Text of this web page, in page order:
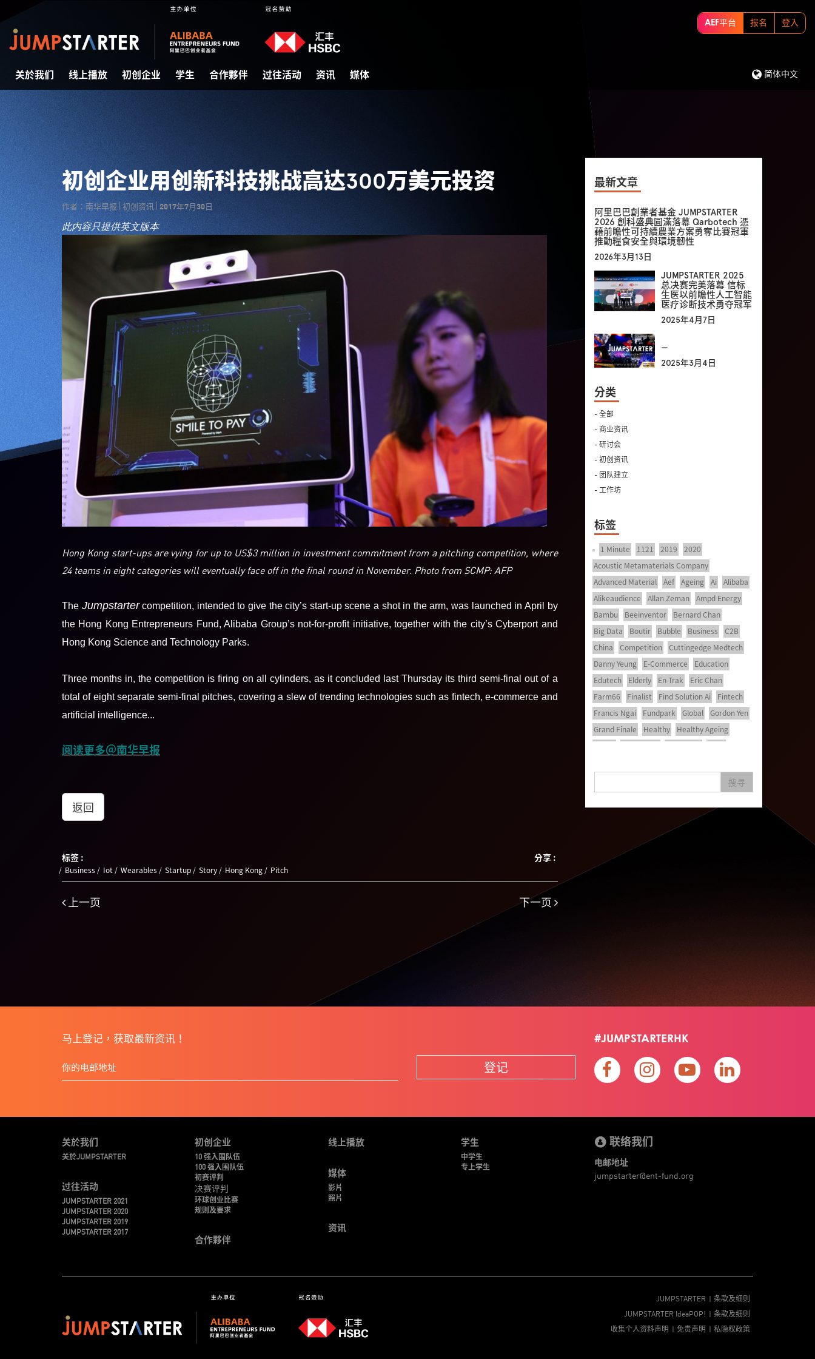
AEF平台 报名 登入
简体中文
关於我们 线上播放 初创企业 学生 合作夥伴 过往活动 资讯 媒体
初创企业用创新科技挑战高达300万美元投资
作者：南华早报 初创资讯 2017年7月30日
此内容只提供英文版本
Hong Kong start-ups are vying for up to US$3 million in investment commitment from a pitching competition, where
24 teams in eight categories will eventually face off in the final round in November. Photo from SCMP: AFP
The Jumpstartercompetition, intended to give the city’s start-up scene a shot in the arm, was launched in April by
the Hong Kong Entrepreneurs Fund, Alibaba Group’s not-for-profit initiative, together with the city’s Cyberport and
Hong Kong Science and Technology Parks.
Three months in, the competition is firing on all cylinders, as it concluded last Thursday its third semi-final out of a
total of eight separate semi-final pitches, covering a slew of trending technologies such as fintech, e-commerce and
artificial intelligence...
阅读更多＠南华早报
返回
标签 :
Business Iot Wearables Startup Story Hong Kong Pitch
分享 :
上一页 下一页
最新文章
阿里巴巴創業者基金 JUMPSTARTER
2026 創科盛典圓滿落幕 Qarbotech 憑
藉前瞻性可持續農業方案勇奪比賽冠軍
推動糧食安全與環境韌性
2026年3月13日
JUMPSTARTER 2025
总决赛完美落幕 信标
生医以前瞻性人工智能
医疗诊断技术勇夺冠军
2025年4月7日
—
2025年3月4日
分类
- 全部
- 商业资讯
- 研讨会
- 初创资讯
- 团队建立
- 工作坊
标签
1 Minute 1121 2019
2020
Acoustic Metamaterials Company
Advanced Material
Aef Ageing Ai
Alibaba
Alikeaudience
Allan Zeman
Ampd Energy
Bambu
Beeinventor
Bernard Chan
Big Data
Boutir Bubble Business
C2B
China
Competition
Cuttingedge Medtech
Danny Yeung
E-Commerce
Education
Edutech
Elderly En-Trak
Eric Chan
Farm66
Finalist Find Solution Ai
Fintech
Francis Ngai
Fundpark Global
Gordon Yen
Grand Finale
Healthy
Healthy Ageing
Iot
Ipharma Limited
Joe Kwan
Jumpstarter
Jumpstarter 2020
Jumpstarter 2021
Jumpstarter/2019
Jumpstarter/2019/event/startup/investor/corporate
Jumpstarter2017
Skiills
Skills Smart City
Social Commerce
Startup
Story Student
Sustainability
Technology
Teddy Chan Themills
Tips
Travel
Viewider Vr Wearables
专家观点
林亮
楊聖武 機械人技術
關祖堯
陈龙生 陳子翔
搜寻
马上登记，获取最新资讯！
登记
#JUMPSTARTERHK
关於我们
关於JUMPSTARTER
过往活动
JUMPSTARTER 2021
JUMPSTARTER 2020
JUMPSTARTER 2019
JUMPSTARTER 2017
初创企业
10 强入围队伍
100 强入围队伍
初赛评判
决赛评判
环球创业比赛
规则及要求
合作夥伴
线上播放
媒体
影片
照片
资讯
学生
中学生
专上学生
联络我们
电邮地址
jumpstarter@ent-fund.org
JUMPSTARTER
条款及细则
JUMPSTARTER IdeaPOP!
条款及细则
收集个人资料声明
免责声明 私隐权政策